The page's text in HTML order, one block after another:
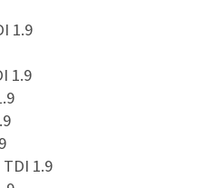
1.9
1.9
1.9